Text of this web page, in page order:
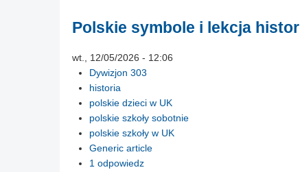
Polskie symbole i lekcja
wt., 12/05/2026 - 12:06
Dywizjon 303
historia
polskie dzieci w UK
polskie szkoły sobotnie
polskie szkoły w UK
Generic article
1 odpowiedz